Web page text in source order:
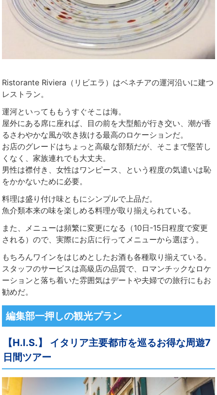
Ristorante Riviera（リビエラ）はベネチアの運河沿いに建つ
レストラン。
運河といってももうすぐそこは海。
屋外にある席に座れば、目の前を大型船が行き交い、潮が香
るさわやかな風が吹き抜ける最高のロケーションだ。
お店のグレードはちょっと高級な部類だが、そこまで堅苦し
くなく、家族連れでも大丈夫。
男性は襟付き、女性はワンピース、という程度の気遣いは恥
をかかないために必要。
料理は盛り付け味ともにシンプルで上品だ。
魚介類本来の味を楽しめる料理が取り揃えられている。
また、メニューは頻繁に変更になる（10日-15日程度で変更
される）ので、実際にお店に行ってメニューから選ぼう。
もちろんワインをはじめとしたお酒も各種取り揃えている。
スタッフのサービスは高級店の品質で、ロマンチックなロケ
ーションと落ち着いた雰囲気はデートや夫婦での旅行にもお
勧めだ。
編集部一押しの観光プラン
【H.I.S.】 イタリア主要都市を巡るお得な周遊7
日間ツアー